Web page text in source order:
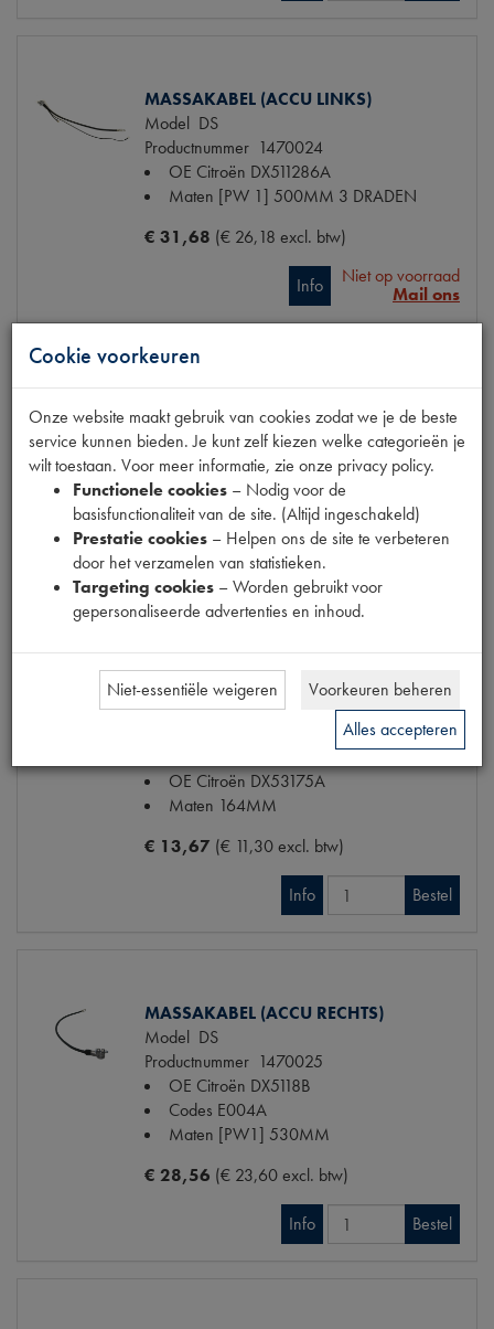
MASSAKABEL (ACCU LINKS)
Model DS
Productnummer 1470024
OE Citroën DX511286A
Maten [PW 1] 500MM 3 DRADEN
€ 31,68 (€ 26,18 excl. btw)
Info
Niet op voorraad
Mail ons
ModelDS
Productnummer1740502
OE Citroën DX53175
Maten 205MM
€ 11,11(€ 9,18 excl. btw)
Info
ACCU BEVESTIGING PEN KORT
OE Citroën DX53175A
Maten 164MM
€ 13,67 (€ 11,30 excl. btw)
Info Bestel
MASSAKABEL (ACCU RECHTS)
Model DS
Productnummer 1470025
OE Citroën DX5118B
Codes E004A
Maten [PW1] 530MM
€ 28,56 (€ 23,60 excl. btw)
Info Bestel
Cookie voorkeuren
Onze website maakt gebruik van cookies zodat we je de beste
service kunnen bieden. Je kunt zelf kiezen welke categorieën je
wilt toestaan. Voor meer informatie, zie onze privacy policy.
Functionele cookies – Nodig voor de
basisfunctionaliteit van de site. (Altijd ingeschakeld)
Prestatie cookies – Helpen ons de site te verbeteren
door het verzamelen van statistieken.
Targeting cookies – Worden gebruikt voor
gepersonaliseerde advertenties en inhoud.
Niet-essentiële weigeren
Voorkeuren beheren
Alles accepteren